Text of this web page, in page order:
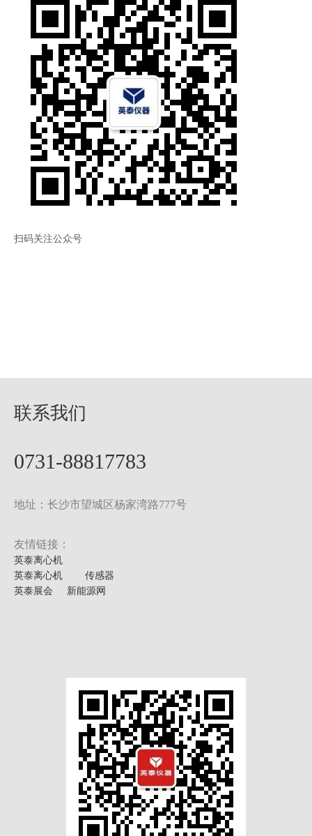
扫码关注公众号
联系我们
0731-88817783
地址：长沙市望城区杨家湾路777号
友情链接：
英泰离心机
英泰离心机
传感器
英泰展会
新能源网